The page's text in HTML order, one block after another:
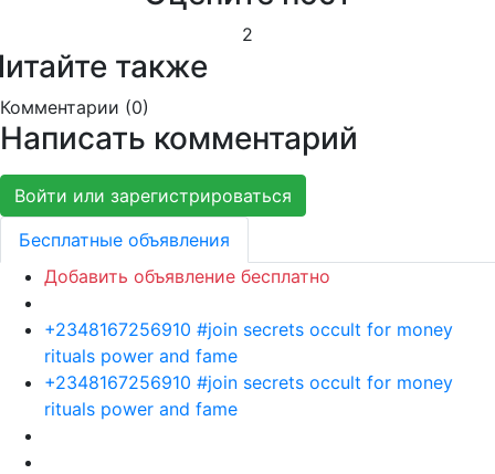
2
также
Комментарии (0)
Написать комментарий
Войти или зарегистрироваться
Бесплатные объявления
Добавить объявление бесплатно
+2348167256910 #join secrets occult for money
rituals power and fame
+2348167256910 #join secrets occult for money
rituals power and fame